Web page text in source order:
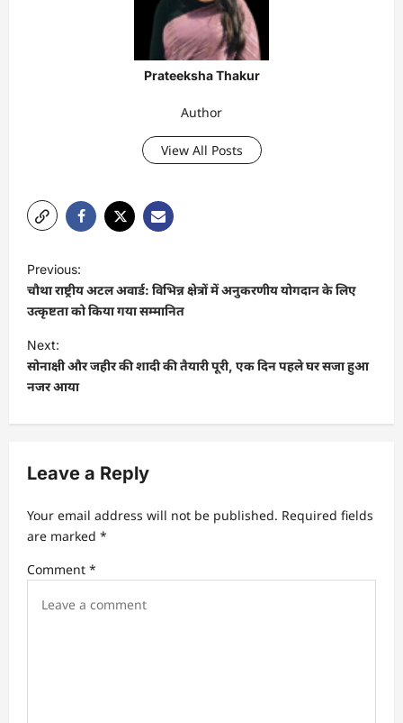
Prateeksha Thakur
Author
View All Posts
o
s
t
n
a
v
g
a
t
i
Previous:
चौथा राष्ट्रीय अटल अवार्ड: विभिन्न क्षेत्रों में अनुकरणीय योगदान के लिए
उत्कृष्टता को किया गया सम्मानित
Next:
सोनाक्षी और जहीर की शादी की तैयारी पूरी, एक दिन पहले घर सजा हुआ
नजर आया
Leave a Reply
Your email address will not be published. Required fields
are marked *
Comment *